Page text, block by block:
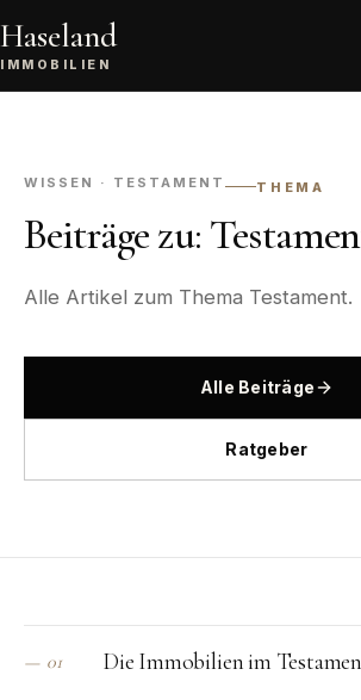
Haseland
IMMOBILIEN
WISSEN · TESTAMENT THEMA
Beiträge zu:
Alle Artikel zum Thema Testament.
Alle Beiträge
Ratgeber
— 01 Die Immobilien im